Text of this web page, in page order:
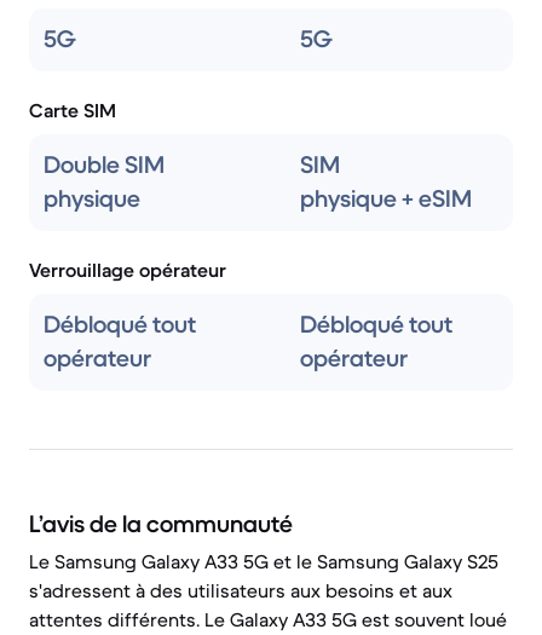
5G 5G
Carte SIM
Double SIM
physique
SIM
physique + eSIM
Verrouillage opérateur
Débloqué tout
opérateur
Débloqué tout
opérateur
L’avis de la communauté
Le Samsung Galaxy A33 5G et le Samsung Galaxy S25
s'adressent à des utilisateurs aux besoins et aux
attentes différents. Le Galaxy A33 5G est souvent loué